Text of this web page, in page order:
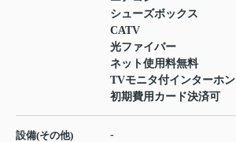
シューズボックス
CATV
光ファイバー
ネット使用料無料
TVモニタ付インターホン
初期費用カード決済可
設備(その他) -